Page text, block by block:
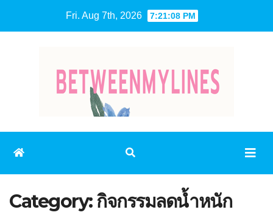
Fri. Aug 7th, 2026 7:21:09 PM
Category:กิจกรรมลดน้ำหนัก